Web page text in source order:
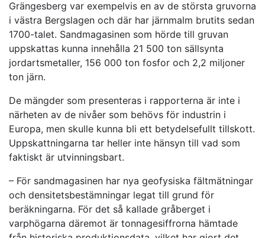
Grängesberg var exempelvis en av de största gruvorna
i västra Bergslagen och där har järnmalm brutits sedan
1700-talet. Sandmagasinen som hörde till gruvan
uppskattas kunna innehålla 21 500 ton sällsynta
jordartsmetaller, 156 000 ton fosfor och 2,2 miljoner
ton järn.
De mängder som presenteras i rapporterna är inte i
närheten av de nivåer som behövs för industrin i
Europa, men skulle kunna bli ett betydelsefullt tillskott.
Uppskattningarna tar heller inte hänsyn till vad som
faktiskt är utvinningsbart.
– För sandmagasinen har nya geofysiska fältmätningar
och densitetsbestämningar legat till grund för
beräkningarna. För det så kallade gråberget i
varphögarna däremot är tonnagesiffrorna hämtade